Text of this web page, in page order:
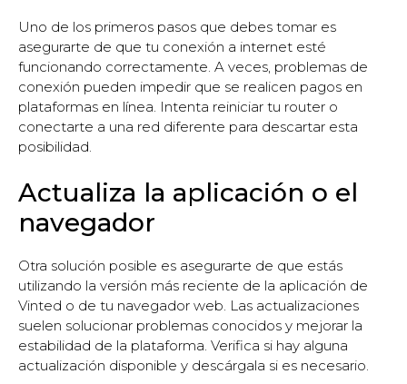
Uno de los primeros pasos que debes tomar es
asegurarte de que tu conexión a internet esté
funcionando correctamente. A veces, problemas de
conexión pueden impedir que se realicen pagos en
plataformas en línea. Intenta reiniciar tu router o
conectarte a una red diferente para descartar esta
posibilidad.
Actualiza la aplicación o el
navegador
Otra solución posible es asegurarte de que estás
utilizando la versión más reciente de la aplicación de
Vinted o de tu navegador web. Las actualizaciones
suelen solucionar problemas conocidos y mejorar la
estabilidad de la plataforma. Verifica si hay alguna
actualización disponible y descárgala si es necesario.